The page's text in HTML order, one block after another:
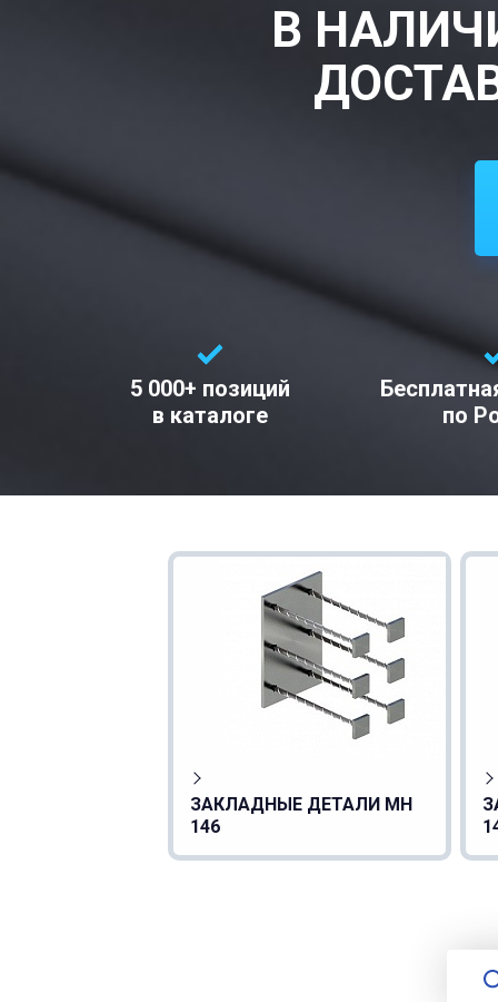
В
5 000+ позиций
в каталоге
по
ЗАКЛАДНЫЕ ДЕТАЛИ МН
146